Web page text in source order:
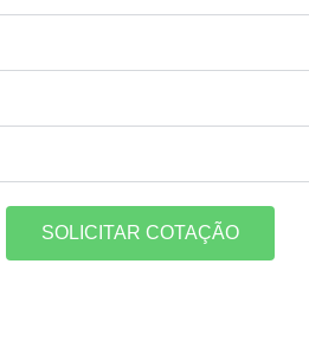
SOLICITAR COTAÇÃO